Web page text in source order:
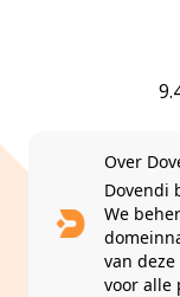
Over
Dovendi
We
van
voor alle